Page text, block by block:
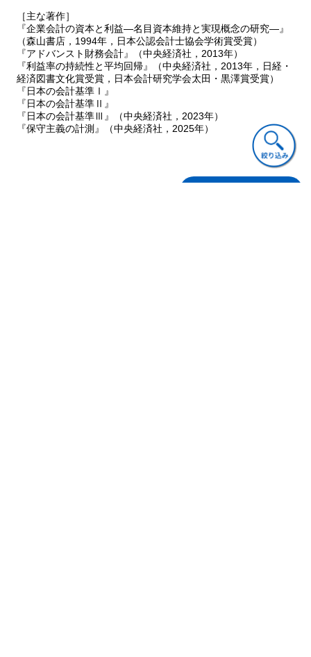
4 会計規制の現場に現れた三角関係
［主な著作］
『企業会計の資本と利益―名目資本維持と実現概念の研究―』
（森山書店，1994年，日本公認会計士協会学術賞受賞）
『アドバンスト財務会計』（中央経済社，2013年）
『利益率の持続性と平均回帰』（中央経済社，2013年，日経・
経済図書文化賞受賞，日本会計研究学会太田・黒澤賞受賞）
『日本の会計基準Ⅰ』
『日本の会計基準Ⅱ』
『日本の会計基準Ⅲ』（中央経済社，2023年）
『保守主義の計測』（中央経済社，2025年）